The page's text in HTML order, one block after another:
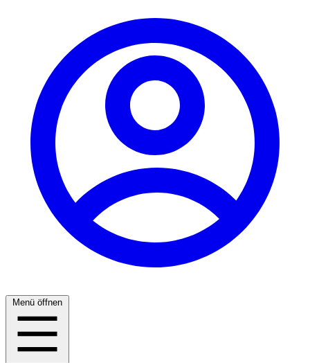
Menü öffnen